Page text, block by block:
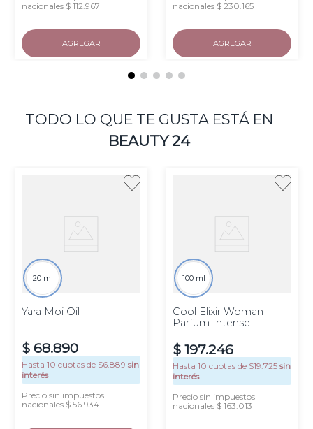
nacionales $ 112.967
AGREGAR
nacionales $ 230.165
AGREGAR
TODO LO QUE TE GUSTA ESTÁ EN
BEAUTY 24
20 ml
Yara Moi Oil
$ 68.890
Hasta 10 cuotas de $6.889 sin
interés
Precio sin impuestos
nacionales $ 56.934
100 ml
Cool Elixir Woman
Parfum Intense
$ 197.246
Hasta 10 cuotas de $19.725 sin
interés
Precio sin impuestos
nacionales $ 163.013